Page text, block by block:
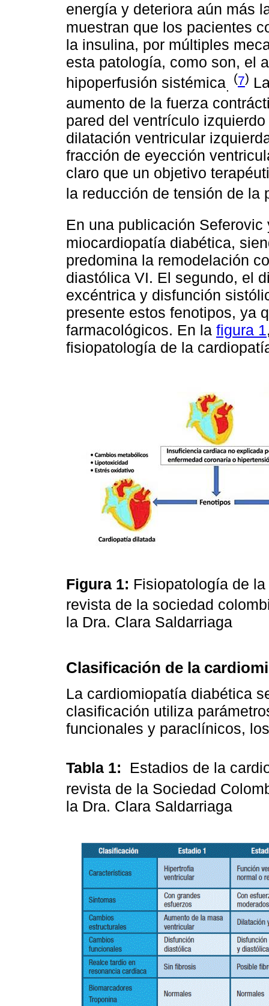
energía y deteriora aún más
muestran que los pacientes
la insulina, por múltiples
esta patología, como son, el
hipoperfusión sistémica.
(7)
aumento de la fuerza
pared del ventrículo
dilatación ventricular
fracción de eyección
claro que un objetivo
la reducción de tensión de la
En una publicación
miocardiopatía diabética,
predomina la remodelación
diastólica VI. El segundo, el
excéntrica y disfunción
presente estos fenotipos, ya
farmacológicos. En la figura 1
fisiopatología de la
Figura 1: Fisiopatología de
revista de la sociedad
la Dra. Clara Saldarriaga
Clasificación de la
La cardiomiopatía diabética
clasificación utiliza
funcionales y paraclínicos,
Tabla 1: Estadios de la
revista de la Sociedad
la Dra. Clara Saldarriaga